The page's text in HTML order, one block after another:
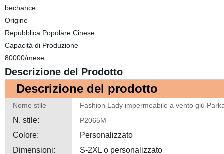
bechance
Origine
Repubblica Popolare Cinese
Capacità di Produzione
80000/mese
Descrizione del Prodotto
Descrizione del prodotto
Nome stile Fashion Lady impermeabile a vento giù
N. stile: P2065M
Colore:
Personalizzato
Dimensioni:
S-2XL o personalizzato